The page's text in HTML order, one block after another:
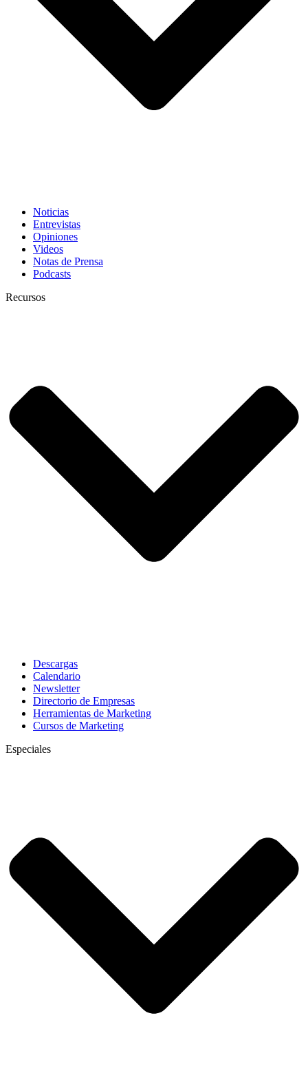
Noticias
Entrevistas
Opiniones
Videos
Notas de Prensa
Podcasts
Recursos
Descargas
Calendario
Newsletter
Directorio de Empresas
Herramientas de Marketing
Cursos de Marketing
Especiales